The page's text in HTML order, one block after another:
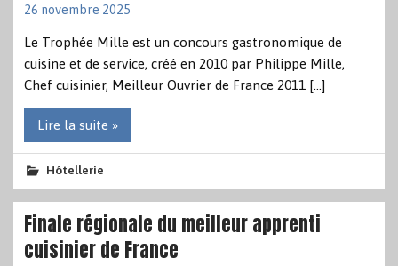
26 novembre 2025
Le Trophée Mille est un concours gastronomique de
cuisine et de service, créé en 2010 par Philippe Mille,
Chef cuisinier, Meilleur Ouvrier de France 2011 […]
Lire la suite »
Hôtellerie
Finale régionale du meilleur apprenti
cuisinier de France